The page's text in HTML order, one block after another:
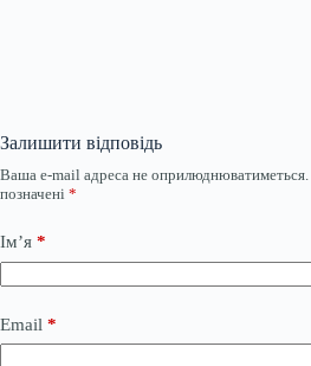
Залишити відповідь
Ваша e-mail адреса не оприлюднюватиметься.
позначені *
Ім’я *
Email *